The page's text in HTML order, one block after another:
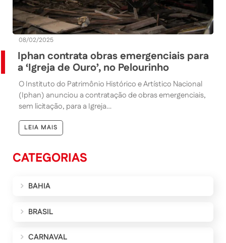
08/02/2025
Iphan contrata obras emergenciais para
a ‘Igreja de Ouro’, no Pelourinho
O Instituto do Patrimônio Histórico e Artístico Nacional
(Iphan) anunciou a contratação de obras emergenciais,
sem licitação, para a Igreja…
LEIA MAIS
CATEGORIAS
BAHIA
BRASIL
CARNAVAL